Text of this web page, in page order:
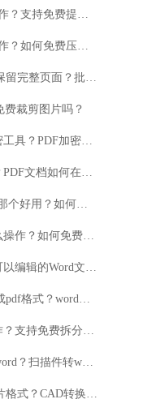
8.提取PDF图片要怎么操作？支持免费提取PDF图片吗？
9.PDF文件压缩要如何操作？如何免费压缩PDF文件？
10.word文件转图片如何保留完整页面？批量Word文件转图片用什么工具？
费裁剪图片吗？
12.有哪些好用的PDF加密工具？PDF加密要怎么操作？
13.如何给PDF文件加密？PDF文档如何在线加密？
14.免费CAD转DWF工具那个好用？如何将CAD转成DWF格式？
15.PDF批量转表格要怎么操作？如何免费将PDF转成Excel表格？
16.PDF文件如何转换成可以编辑的Word文件？PDF转换Word要如何操作？
17.怎么在线将word转换成pdf格式？word转pdf格式要怎么操作？
18.拆分PDF文件怎么操作？支持免费拆分PDF文档吗？
19.如何免费将扫描件转word？扫描件转word要怎么操作？
20.怎么将CAD转换成图片格式？CAD转换成图片要怎么操作？